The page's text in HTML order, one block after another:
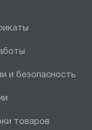
и безопасность
товаров